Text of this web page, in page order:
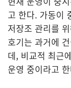
고 한다. 가동이
저장조 관리를
호기는 과거에
데, 비교적 최근
운영 중이라고